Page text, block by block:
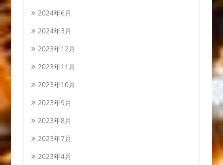
2024年6月
2024年3月
2023年12月
2023年11月
2023年10月
2023年9月
2023年8月
2023年7月
2023年4月